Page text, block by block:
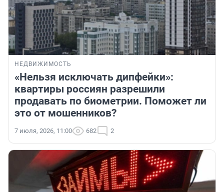
НЕДВИЖИМОСТЬ
«Нельзя исключать дипфейки»:
квартиры россиян разрешили
продавать по биометрии. Поможет ли
это от мошенников?
7 июля, 2026, 11:00 682 2